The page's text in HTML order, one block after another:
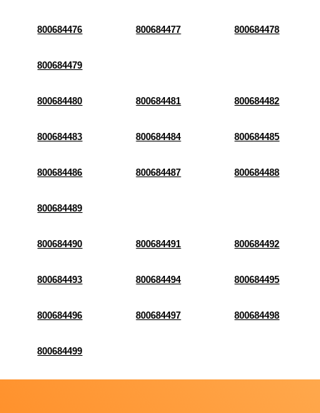
800684476 800684477 800684478
800684479
800684480 800684481 800684482
800684483 800684484 800684485
800684486 800684487 800684488
800684489
800684490 800684491 800684492
800684493 800684494 800684495
800684496 800684497 800684498
800684499